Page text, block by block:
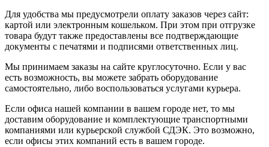
Для удобства мы предусмотрели оплату заказов через сайт:
картой или электронным кошельком. При этом при отгрузке
товара будут также предоставлены все подтверждающие
документы с печатями и подписями ответственных лиц.
Мы принимаем заказы на сайте круглосуточно. Если у вас
есть возможность, вы можете забрать оборудование
самостоятельно, либо воспользоваться услугами курьера.
Если офиса нашей компании в вашем городе нет, то мы
доставим оборудование и комплектующие транспортными
компаниями или курьерской службой СДЭК. Это возможно,
если офисы этих компаний есть в вашем городе.